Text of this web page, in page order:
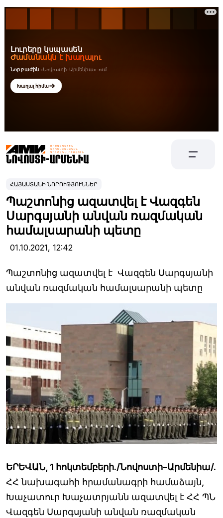
ՀԱՅԱՍՏԱՆԻ ՆՈՐՈՒԹՅՈՒՆՆԵՐ
Պաշտոնից ազատվել է Վազգեն
Սարգսյանի անվան ռազմական
համալսարանի պետը
01.10.2021, 12:42
Պաշտոնից ազատվել է Վազգեն Սարգսյանի
անվան ռազմական համալսարանի պետը
ԵՐԵՎԱՆ, 1 հոկտեմբերի./Նովոստի–Արմենիա/.
ՀՀ նախագահի հրամանագրի համաձայն,
Խաչատուր Խաչատրյանն ազատվել է ՀՀ ՊՆ
Վազգեն Սարգսյանի անվան ռազմական